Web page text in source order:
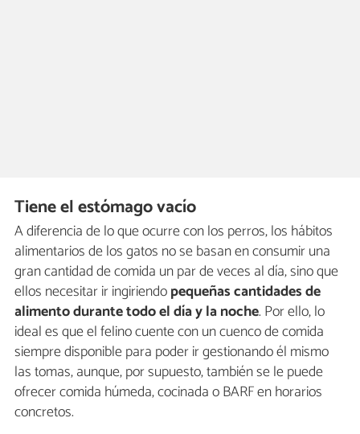
Tiene el estómago vacío
A diferencia de lo que ocurre con los perros, los hábitos
alimentarios de los gatos no se basan en consumir una
gran cantidad de comida un par de veces al día, sino que
ellos necesitar ir ingiriendopequeñas cantidades de
alimento durante todo el día y la noche. Por ello, lo
ideal es que el felino cuente con un cuenco de comida
siempre disponible para poder ir gestionando él mismo
las tomas, aunque, por supuesto, también se le puede
ofrecer comida húmeda, cocinada o BARF en horarios
concretos.